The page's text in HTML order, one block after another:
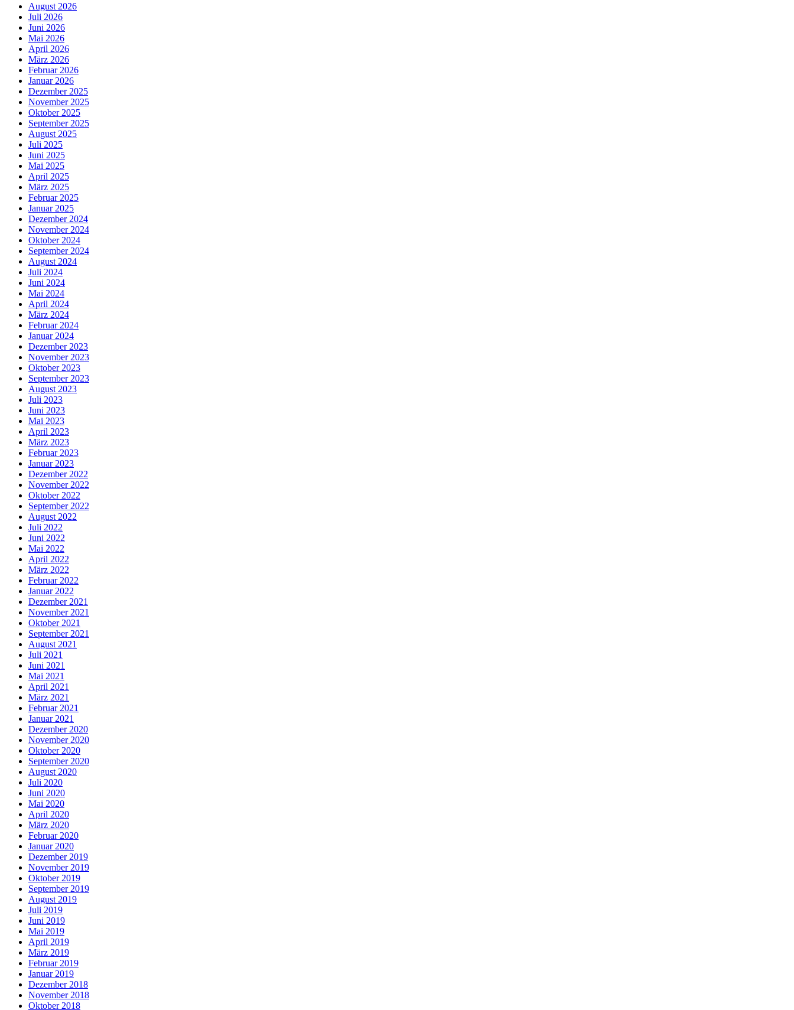
August 2026
Juli 2026
Juni 2026
Mai 2026
April 2026
März 2026
Februar 2026
Januar 2026
Dezember 2025
November 2025
Oktober 2025
September 2025
August 2025
Juli 2025
Juni 2025
Mai 2025
April 2025
März 2025
Februar 2025
Januar 2025
Dezember 2024
November 2024
Oktober 2024
September 2024
August 2024
Juli 2024
Juni 2024
Mai 2024
April 2024
März 2024
Februar 2024
Januar 2024
Dezember 2023
November 2023
Oktober 2023
September 2023
August 2023
Juli 2023
Juni 2023
Mai 2023
April 2023
März 2023
Februar 2023
Januar 2023
Dezember 2022
November 2022
Oktober 2022
September 2022
August 2022
Juli 2022
Juni 2022
Mai 2022
April 2022
März 2022
Februar 2022
Januar 2022
Dezember 2021
November 2021
Oktober 2021
September 2021
August 2021
Juli 2021
Juni 2021
Mai 2021
April 2021
März 2021
Februar 2021
Januar 2021
Dezember 2020
November 2020
Oktober 2020
September 2020
August 2020
Juli 2020
Juni 2020
Mai 2020
April 2020
März 2020
Februar 2020
Januar 2020
Dezember 2019
November 2019
Oktober 2019
September 2019
August 2019
Juli 2019
Juni 2019
Mai 2019
April 2019
März 2019
Februar 2019
Januar 2019
Dezember 2018
November 2018
Oktober 2018